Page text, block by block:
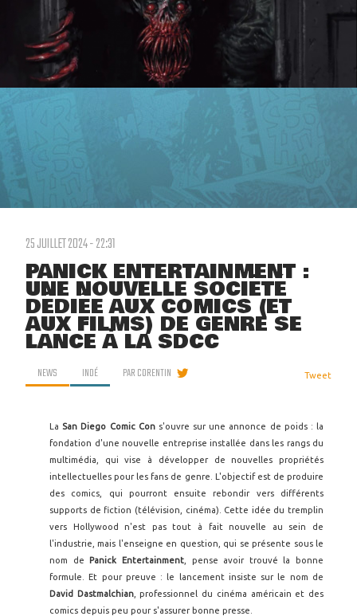
25 JUILLET 2024 - 22:31
PANICK ENTERTAINMENT :
UNE NOUVELLE SOCIÉTÉ
DÉDIÉE AUX COMICS (ET
AUX FILMS) DE GENRE SE
LANCE À LA SDCC
NEWS INDÉ PARCORENTIN Tweet
La San Diego Comic Cons'ouvre sur une annonce de poids : la
fondation d'une nouvelle entreprise installée dans les rangs du
multimédia, qui vise à développer de nouvelles propriétés
intellectuelles pour les fans de genre. L'objectif est de produire
des comics, qui pourront ensuite rebondir vers différents
supports de fiction (télévision, cinéma). Cette idée du tremplin
vers Hollywood n'est pas tout à fait nouvelle au sein de
l'industrie, mais l'enseigne en question, qui se présente sous le
nom de Panick Entertainment, pense avoir trouvé la bonne
formule. Et pour preuve : le lancement insiste sur le nom de
David Dastmalchian, professionnel du cinéma américain et des
comics depuis peu pour s'assurer bonne presse.